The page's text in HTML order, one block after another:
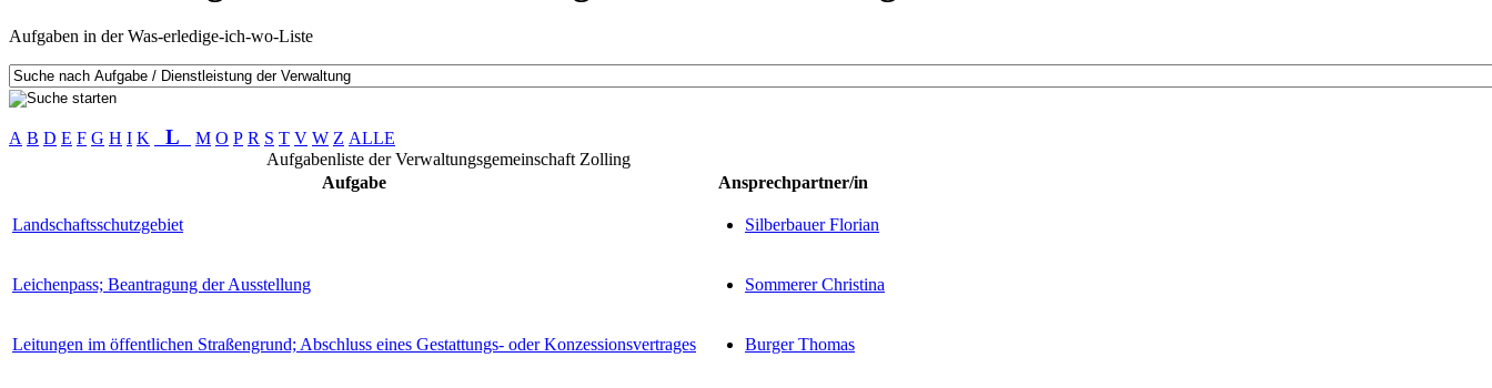
Aufgaben in der Was-erledige-ich-wo-Liste
A B D E F G H I K L M O P R S T V W Z ALLE
Aufgabenliste der Verwaltungsgemeinschaft Zolling
Aufgabe
Ansprechpartner/in
Landschaftsschutzgebiet Silberbauer Florian
Leichenpass; Beantragung der Ausstellung Sommerer Christina
Leitungen im öffentlichen Straßengrund; Abschluss eines Gestattungs- oder Konzessionsvertrages Burger Thomas